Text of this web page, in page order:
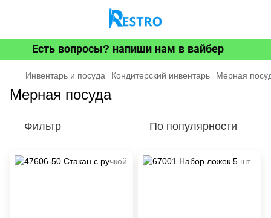
Есть вопросы? напиши нам в вайбер
Инвентарь и посуда Кондитерский инвентарь Мерная
Мерная посуда
Фильтр По популярности